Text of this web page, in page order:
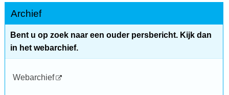
Archief
Bent u op zoek naar een ouder persbericht. Kijk dan
in het webarchief.
Webarchief